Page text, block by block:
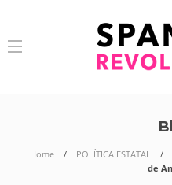
Home POLÍTICA ESTATAL
de